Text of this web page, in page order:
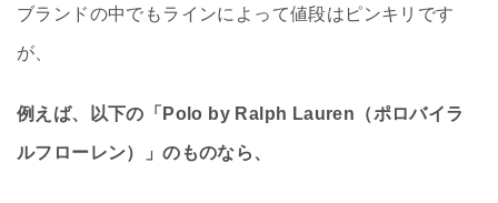
ブランドの中でもラインによって値段はピンキリです
が、
例えば、以下の「Polo by Ralph Lauren（ポロバイラ
ルフローレン）」のものなら、